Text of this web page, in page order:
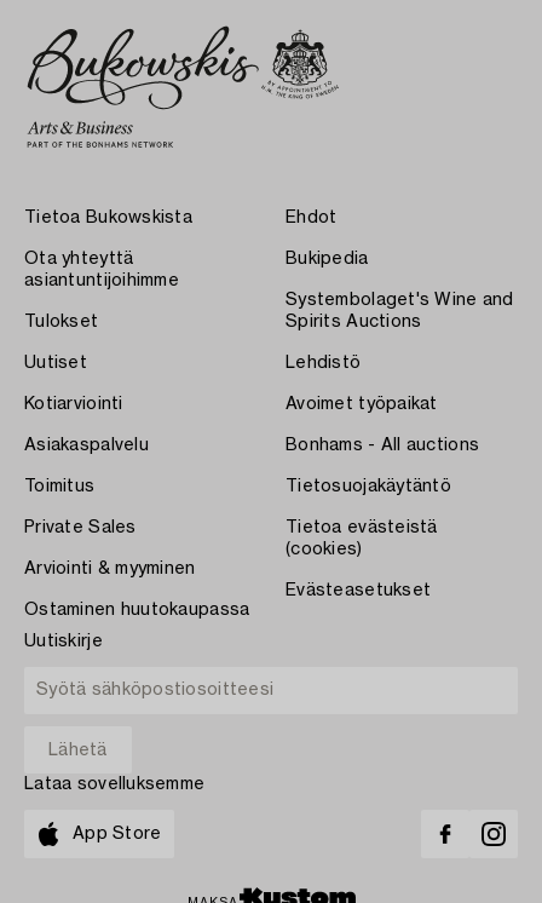
Tietoa Bukowskista
Ota yhteyttä
asiantuntijoihimme
Tulokset
Uutiset
Kotiarviointi
Asiakaspalvelu
Toimitus
Private Sales
Arviointi & myyminen
Ostaminen huutokaupassa
Ehdot
Bukipedia
Systembolaget's Wine and
Spirits Auctions
Lehdistö
Avoimet työpaikat
Bonhams - All auctions
Tietosuojakäytäntö
Tietoa evästeistä
(cookies)
Evästeasetukset
Uutiskirje
Lataa sovelluksemme
App Store